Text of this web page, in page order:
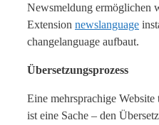
Newsmeldung ermöglichen
Extension newslanguage
changelanguage aufbaut.
Übersetzungsprozess
Eine mehrsprachige
ist eine Sache – den